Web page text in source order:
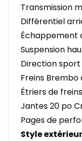
Transmission
Différentiel
Échappement
Suspension
Direction sport
Freins Brembo
Étriers de
Jantes 20 po
Pages de
Style extérieur